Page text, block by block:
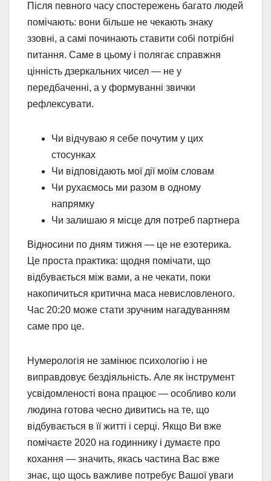
Після певного часу спостережень багато людей
помічають: вони більше не чекають знаку
ззовні, а самі починають ставити собі потрібні
питання. Саме в цьому і полягає справжня
цінність дзеркальних чисел — не у
передбаченні, а у формуванні звички
рефлексувати.
Чи відчуваю я себе почутим у цих
стосунках
Чи відповідають мої дії моїм словам
Чи рухаємось ми разом в одному
напрямку
Чи залишаю я місце для потреб партнера
Відносини по дням тижня — це не езотерика.
Це проста практика: щодня помічати, що
відбувається між вами, а не чекати, поки
накопичиться критична маса невисловленого.
Час 20:20 може стати зручним нагадуванням
саме про це.
Нумерологія не замінює психологію і не
виправдовує бездіяльність. Але як інструмент
усвідомленості вона працює — особливо коли
людина готова чесно дивитись на те, що
відбувається в її житті і серці. Якщо Ви вже
помічаєте 2020 на годиннику і думаєте про
кохання — значить, якась частина Вас вже
знає, що щось важливе потребує Вашої уваги